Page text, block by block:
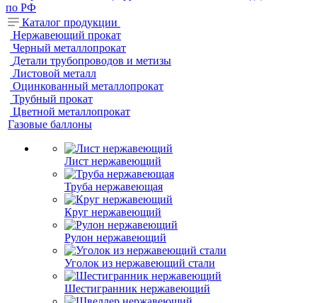
Каталог продукции
Нержавеющий прокат
Черный металлопрокат
Детали трубопроводов и метизы
Листовой металл
Оцинкованный металлопрокат
Трубный прокат
Цветной металлопрокат
Газовые баллоны
Лист нержавеющий
Труба нержавеющая
Круг нержавеющий
Рулон нержавеющий
Уголок из нержавеющий стали
Шестигранник нержавеющий